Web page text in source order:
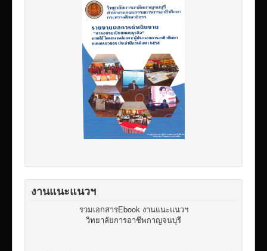
งานแนะแนวฯ
รวมเอกสารEbook งานแนะแนวฯ
วิทยาลัยการอาชีพกาญจนบุรี